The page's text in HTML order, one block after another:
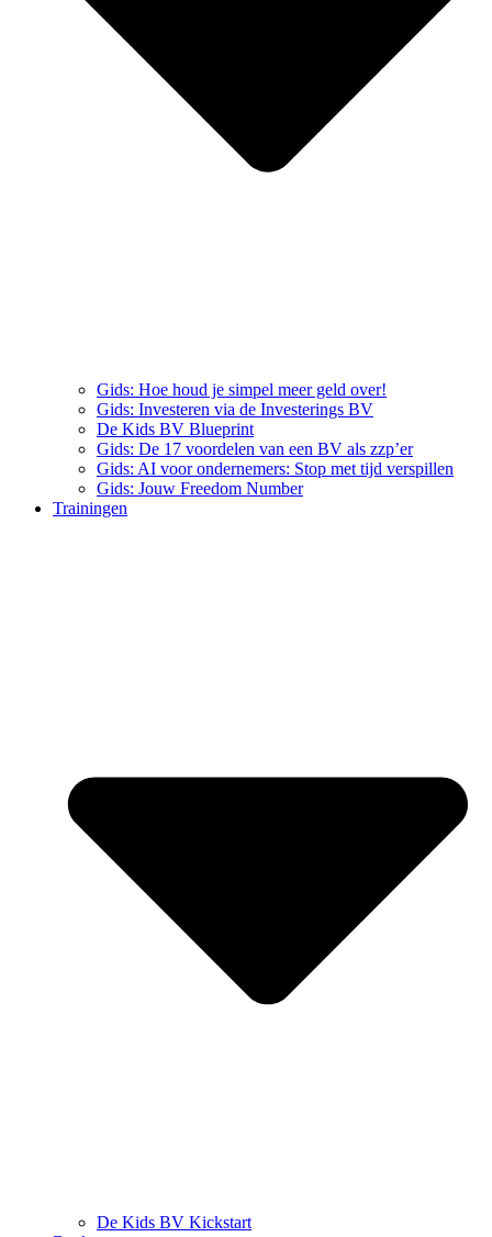
Gids: Hoe houd je simpel meer geld over!
Gids: Investeren via de Investerings BV
De Kids BV Blueprint
Gids: De 17 voordelen van een BV als zzp’er
Gids: AI voor ondernemers: Stop met tijd verspillen
Gids: Jouw Freedom Number
Trainingen
De Kids BV Kickstart